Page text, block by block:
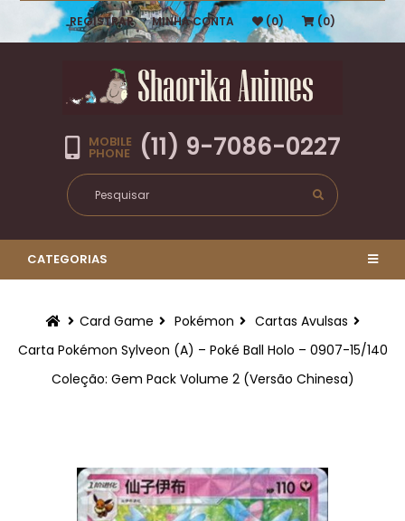
REGISTRAR MINHA CONTA (0) (0)
MOBILE
PHONE (11) 9-7086-0227
CATEGORIAS
Card Game Pokémon
Cartas Avulsas
Carta Pokémon Sylveon (A) – Poké Ball Holo – 0907-15/140
Coleção: Gem Pack Volume 2 (Versão Chinesa)